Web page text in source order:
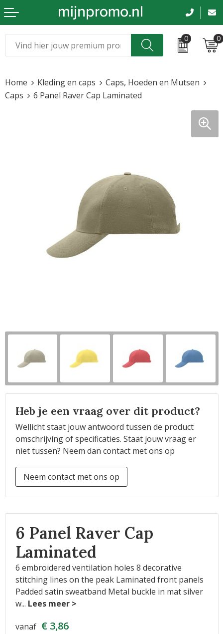
0 0
Kleding & caps
Beurs en evenementen
Bloemen en planten
Sinterklaas
Home Kleding en caps
Caps, Hoeden en Mutsen
Caps
6 Panel Raver Cap Laminated
Heb je een vraag over dit product?
Wellicht staat jouw antwoord tussen de product
omschrijving of specificaties. Staat jouw vraag er
niet tussen? Neem dan contact met ons op
Neem contact met ons op
6 Panel Raver Cap
Laminated
6 embroidered ventilation holes 8 decorative
stitching lines on the peak Laminated front panels
Padded satin sweatband Metal buckle in mat silver
w...
vanaf € 3,86